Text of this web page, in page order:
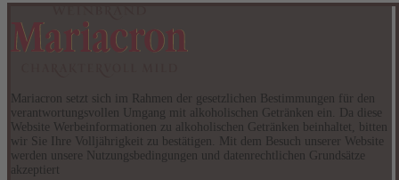
Mariacron setzt sich im Rahmen der gesetzlichen Bestimmungen für den
verantwortungsvollen Umgang mit alkoholischen Getränken ein. Da diese
Website Werbeinformationen zu alkoholischen Getränken beinhaltet, bitten
wir Sie Ihre Volljährigkeit zu bestätigen. Mit dem Besuch unserer Website
werden unsere Nutzungsbedingungen und datenrechtlichen Grundsätze
akzeptiert